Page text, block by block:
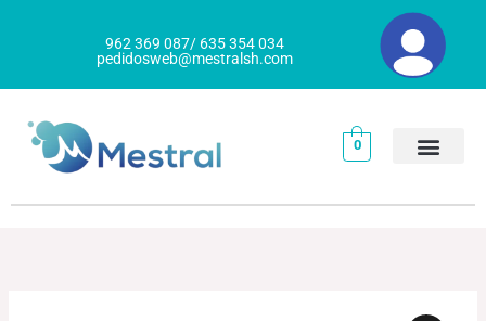
962 369 087/ 635 354 034
pedidosweb@mestralsh.com
0